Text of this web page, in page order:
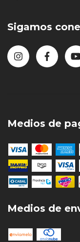
Sigamos
Medios de
Medios de